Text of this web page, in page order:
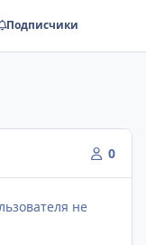
Подписчики
0
не